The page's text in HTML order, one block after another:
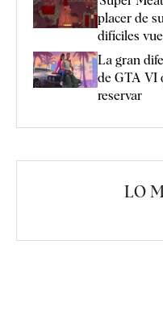
placer de
difíciles
La gran
de GTA VI
reservar
LO